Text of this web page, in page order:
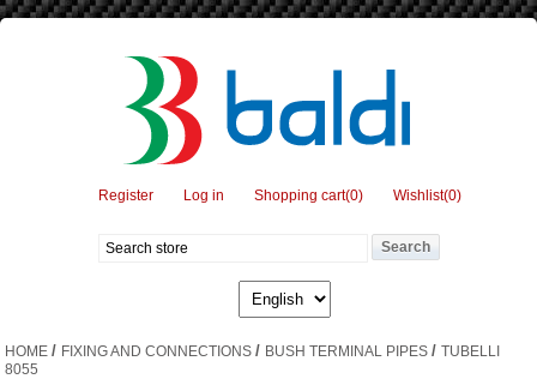
Register Log in Shopping cart(0) Wishlist(0)
HOME / FIXING AND CONNECTIONS / BUSH TERMINAL PIPES / TUBELLI
8055